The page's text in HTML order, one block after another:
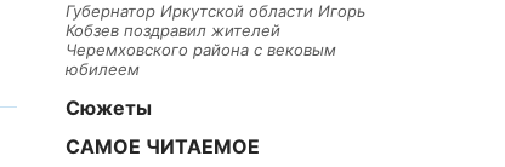
Губернатор Иркутской области Игорь
Кобзев поздравил жителей
Черемховского района с вековым
юбилеем
Сюжеты
САМОЕ ЧИТАЕМОЕ